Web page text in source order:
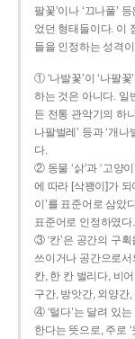
팔꽃’이나 ‘끄나풀’
었던 형태들이다. 이
들을 인정하는 성격
① ‘나발꽃’이 ‘나팔꽃
하는 것은 아니다. 일
든 전통 관악기의 하
나팔벌레’ 등과 ‘개
다.
② 동물 ‘삵’과 ‘고양
에 따라 [삭꽹이]가 되
이’를 표준어로 삼았
표준어로 인정하였다.
③ ‘칸’은 공간의 구획
쓰이거나 공간으로서
칸, 한 칸 벌리다, 비
구간, 방앗간, 외양간,
④ ‘털다’는 달려 있
한다는 뜻으로, 주로